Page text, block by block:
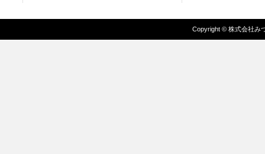
Copyright © 株式会社み